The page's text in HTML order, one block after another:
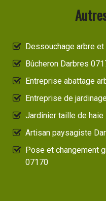
Dessouchage arbre
Bûcheron Darbres
Entreprise abattage
Entreprise de
Jardinier taille de
Artisan paysagiste
Pose et changement
07170